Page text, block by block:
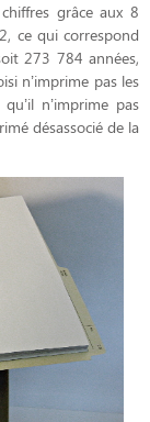
grâce aux 8
ce qui correspond
273 784 années,
n’imprime pas les
n’imprime pas
désassocié de la